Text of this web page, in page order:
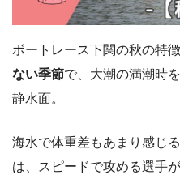
ボートレース下関の秋の特徴
ない季節で、大潮の満潮時
静水面。
海水で体重差もあまり感じ
は、スピードで攻める選手